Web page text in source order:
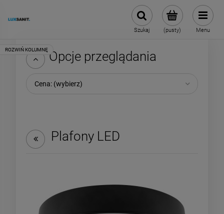
(pusty)
Szukaj Menu
Opcje przeglądania
Cena: (wybierz)
Plafony LED